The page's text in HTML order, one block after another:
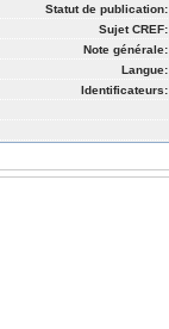
Statut de publication:
Sujet CREF:
Note générale:
Langue:
Identificateurs: